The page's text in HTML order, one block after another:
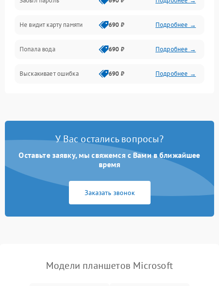
Экран (дисплей)
Связь
Разговор (микрофон, динамик)
Перегрев и нестабильная работа
Программные сбои
Не видит карту памяти 690 ₽ Подробнее →
Попала вода 690 ₽ Подробнее →
Выскакивает ошибка 690 ₽ Подробнее →
У Вас остались вопросы?
Оставьте заявку, мы свяжемся с Вами в ближайшее
время
Заказать звонок
Модели планшетов Microsoft